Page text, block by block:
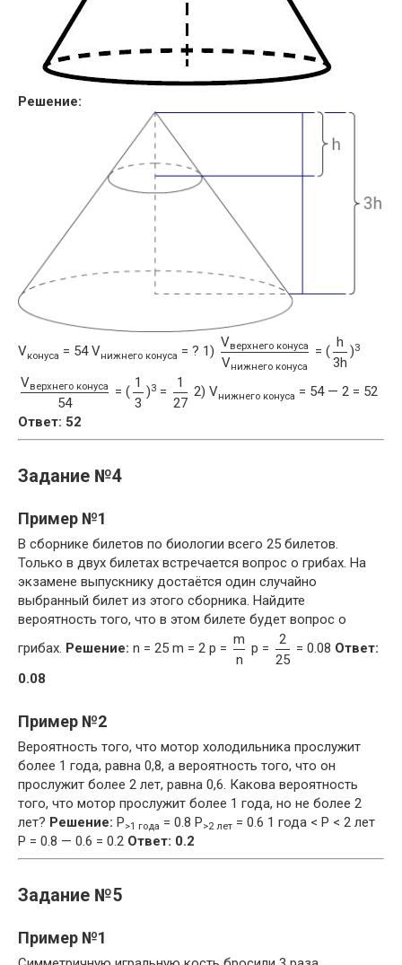
Решение:
Vконуса = 54 Vнижнего конуса = ? 1)
Vверхнего конуса
Vнижнего конуса
= (
h
3h
)3
Vверхнего конуса
54
= (
1
3
)3 =
1
27
2) Vнижнего конуса = 54 — 2 = 52
Ответ: 52
Задание №4
Пример №1
В сборнике билетов по биологии всего 25 билетов.
Только в двух билетах встречается вопрос о грибах. На
экзамене выпускнику достаётся один случайно
выбранный билет из этого сборника. Найдите
вероятность того, что в этом билете будет вопрос о
грибах. Решение: n = 25 m = 2 p =
m
n
p =
2
25
= 0.08 Ответ:
0.08
Пример №2
Вероятность того, что мотор холодильника прослужит
более 1 года, равна 0,8, а вероятность того, что он
прослужит более 2 лет, равна 0,6. Какова вероятность
того, что мотор прослужит более 1 года, но не более 2
лет? Решение: P>1 года = 0.8 P>2 лет = 0.6 1 года < P < 2 лет
P = 0.8 — 0.6 = 0.2 Ответ: 0.2
Задание №5
Пример №1